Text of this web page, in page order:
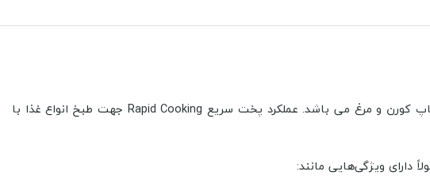
مایکروویو توکار 929 داتیس دارای 8 برنامه پخت تمام اتوماتیک شامل پیتزا، سیب زمینی، گوشت، ماهی، سبزیجات، پاستا، پاپ کورن و مرغ می باشد. عملکرد پخت سریع Rapid Cooking جهت طبخ انواع غذا با